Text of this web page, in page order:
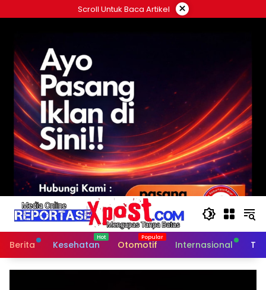
ke
Scroll Untuk Baca Artikel ×
Berita Kesehatan Otomotif Internasional